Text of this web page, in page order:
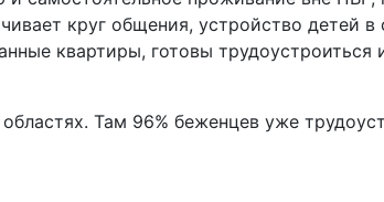
круг общения, устройство детей
квартиры, готовы трудоустроиться
Там 96% беженцев уже